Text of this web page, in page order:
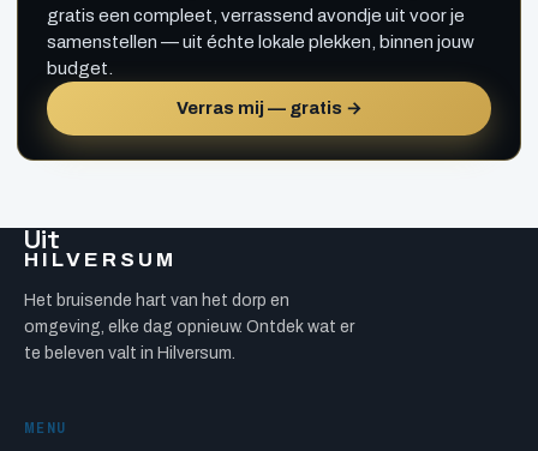
gratis een compleet, verrassend avondje uit voor je
samenstellen — uit échte lokale plekken, binnen jouw
budget.
Verras mij — gratis →
Uit
HILVERSUM
Het bruisende hart van het dorp en
omgeving, elke dag opnieuw. Ontdek wat er
te beleven valt in Hilversum.
MENU